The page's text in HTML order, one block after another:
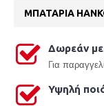
ΜΠΑΤΑΡΙΑ
Δωρεάν
Για
Υψηλή